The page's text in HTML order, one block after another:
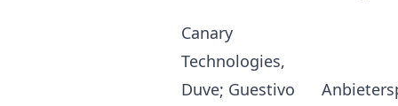
Canary
Technologies,
Duve; Guestivo